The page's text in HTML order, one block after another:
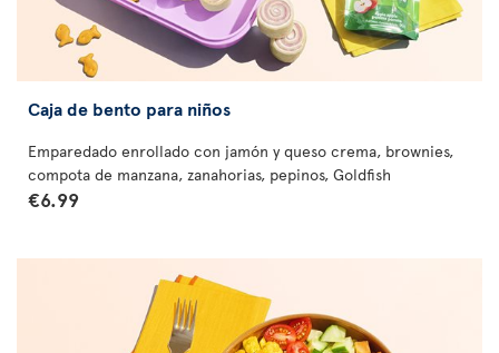
Caja de bento para niños
Emparedado enrollado con jamón y queso crema, brownies,
compota de manzana, zanahorias, pepinos, Goldfish
€6.99